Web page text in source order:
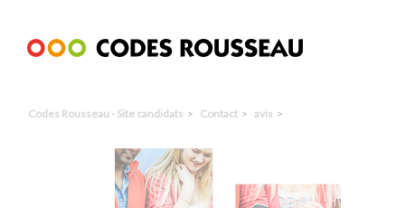
Codes Rousseau - Site candidats Contact avis